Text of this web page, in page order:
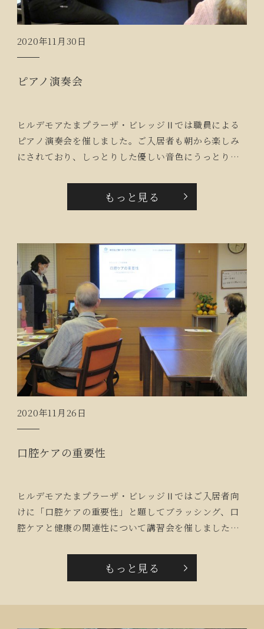
2020年11月30日
ピアノ演奏会
ヒルデモアたまプラーザ・ビレッジⅡでは職員による
ピアノ演奏会を催しました。ご入居者も朝から楽しみ
にされており、しっとりした優しい音色にうっとりと
ながら食事もいいわね！」とご入居者も大満足の演奏
もっと見る
2020年11月26日
口腔ケアの重要性
ヒルデモアたまプラーザ・ビレッジⅡではご入居者向
けに「口腔ケアの重要性」と題してブラッシング、口
腔ケアと健康の関連性について講習会を催しました。
ブラシの選び方教えて！」と質問も多くいただきまし
もっと見る